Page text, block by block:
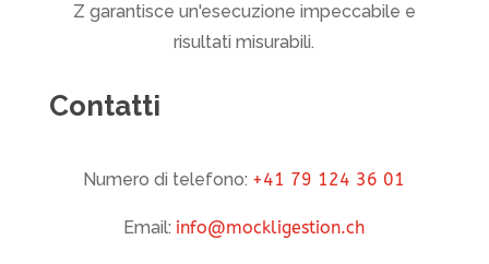
Z garantisce un'esecuzione impeccabile e
risultati misurabili.
Contatti
Numero di telefono: +41 79 124 36 01
Email: info@mockligestion.ch